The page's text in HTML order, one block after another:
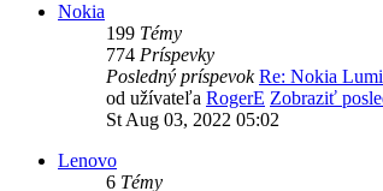
Nokia
199 Témy
774 Príspevky
Posledný príspevok Re: Nokia
od užívateľa RogerE Zobraziť
St Aug 03, 2022 05:02
Lenovo
6 Témy